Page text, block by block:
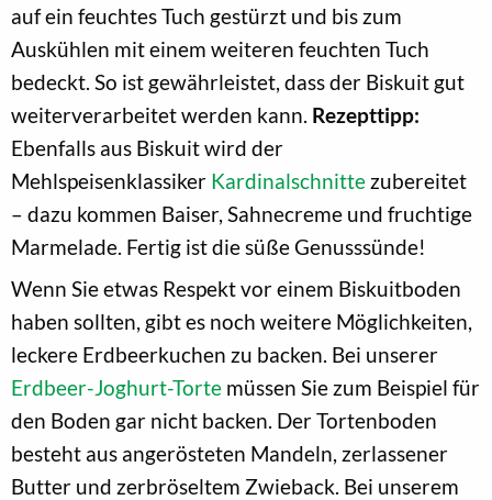
auf ein feuchtes Tuch gestürzt und bis zum
Auskühlen mit einem weiteren feuchten Tuch
bedeckt. So ist gewährleistet, dass der Biskuit gut
weiterverarbeitet werden kann. Rezepttipp:
Ebenfalls aus Biskuit wird der
Mehlspeisenklassiker Kardinalschnitte zubereitet
– dazu kommen Baiser, Sahnecreme und fruchtige
Marmelade. Fertig ist die süße Genusssünde!
Wenn Sie etwas Respekt vor einem Biskuitboden
haben sollten, gibt es noch weitere Möglichkeiten,
leckere Erdbeerkuchen zu backen. Bei unserer
Erdbeer-Joghurt-Torte müssen Sie zum Beispiel für
den Boden gar nicht backen. Der Tortenboden
besteht aus angerösteten Mandeln, zerlassener
Butter und zerbröseltem Zwieback. Bei unserem